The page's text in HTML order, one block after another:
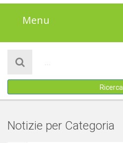
Menu
ATTIVITÀ
IL PROGETTO
Ricerca
Notizie per Categoria